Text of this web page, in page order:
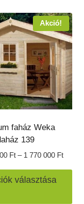
Akció!
faház Weka
139
Ft – 1 770 000 Ft
választása